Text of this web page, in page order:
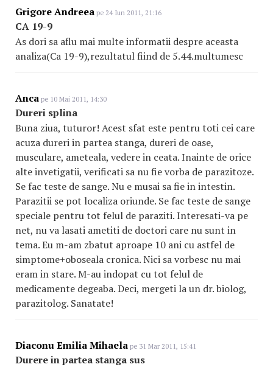
Grigore Andreea pe 24 Iun 2011, 21:16
CA 19-9
As dori sa aflu mai multe informatii despre aceasta
analiza(Ca 19-9),rezultatul fiind de 5.44.multumesc
Anca pe 10 Mai 2011, 14:30
Dureri splina
Buna ziua, tuturor! Acest sfat este pentru toti cei care
acuza dureri in partea stanga, dureri de oase,
musculare, ameteala, vedere in ceata. Inainte de orice
alte invetigatii, verificati sa nu fie vorba de parazitoze.
Se fac teste de sange. Nu e musai sa fie in intestin.
Parazitii se pot localiza oriunde. Se fac teste de sange
speciale pentru tot felul de paraziti. Interesati-va pe
net, nu va lasati ametiti de doctori care nu sunt in
tema. Eu m-am zbatut aproape 10 ani cu astfel de
simptome+oboseala cronica. Nici sa vorbesc nu mai
eram in stare. M-au indopat cu tot felul de
medicamente degeaba. Deci, mergeti la un dr. biolog,
parazitolog. Sanatate!
Diaconu Emilia Mihaela pe 31 Mar 2011, 15:41
Durere in partea stanga sus